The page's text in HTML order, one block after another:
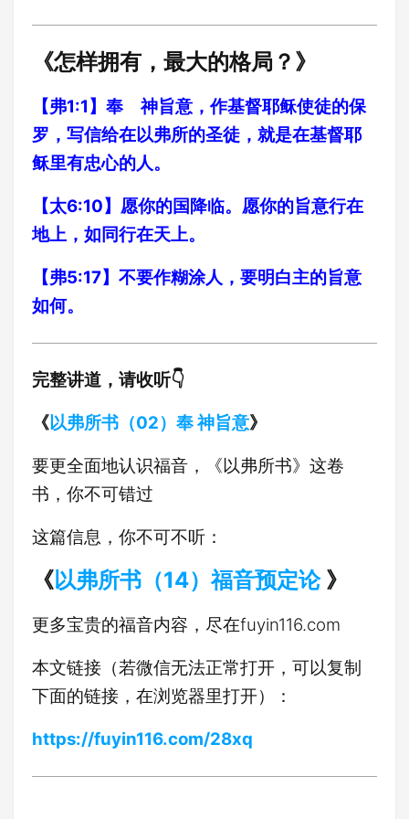
《怎样拥有，最大的格局？》
【弗1:1】奉 神旨意，作基督耶稣使徒的保
罗，写信给在以弗所的圣徒，就是在基督耶
稣里有忠心的人。
【太6:10】愿你的国降临。愿你的旨意行在
地上，如同行在天上。
【弗5:17】不要作糊涂人，要明白主的旨意
如何。
完整讲道，请收听👇
《以弗所书（02）奉 神旨意》
要更全面地认识福音，《以弗所书》这卷
书，你不可错过
这篇信息，你不可不听：
《以弗所书（14）福音预定论 》
更多宝贵的福音内容，尽在fuyin116.com
本文链接（若微信无法正常打开，可以复制
下面的链接，在浏览器里打开）：
https://fuyin116.com/28xq